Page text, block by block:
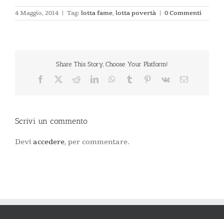
4 Maggio, 2014 | Tag: lotta fame, lotta povertà | 0 Commenti
Share This Story, Choose Your Platform!
Facebook RedditLinkedInWhatsApp
Tumblr Pinterest
Vk Email
Scrivi un commento
Devi accedere, per commentare.